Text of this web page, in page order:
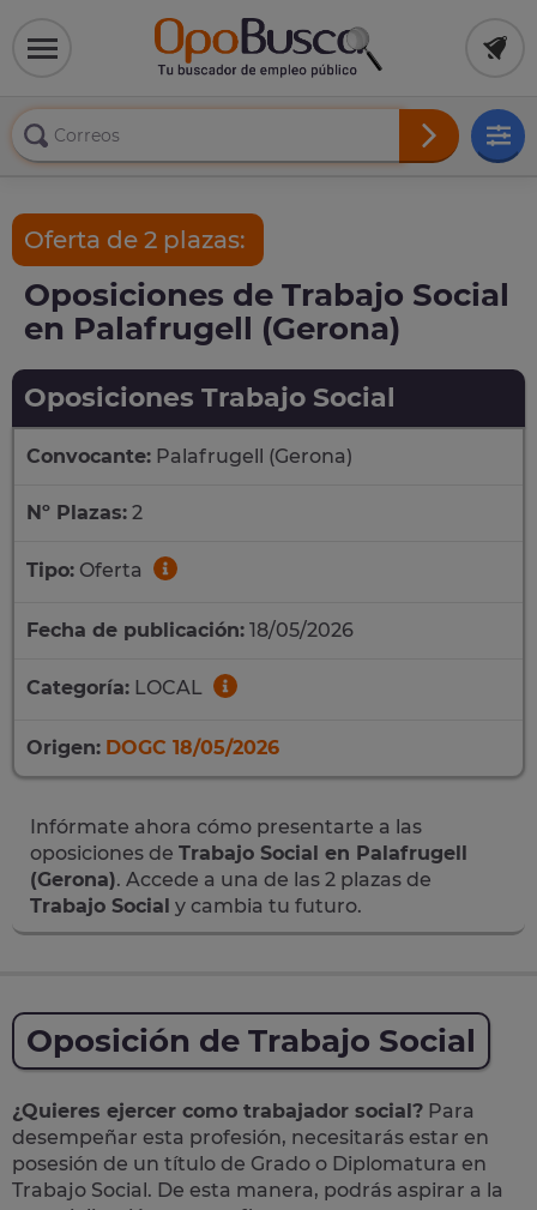
Oferta de 2 plazas:
Oposiciones de Trabajo Social
en Palafrugell (Gerona)
Oposiciones Trabajo Social
Convocante: Palafrugell (Gerona)
Nº Plazas: 2
Tipo: Oferta
Fecha de publicación: 18/05/2026
Categoría: LOCAL
Origen: DOGC 18/05/2026
Infórmate ahora cómo presentarte a las
oposiciones de Trabajo Social en Palafrugell
(Gerona). Accede a una de las 2 plazas de
Trabajo Social y cambia tu futuro.
Oposición de Trabajo Social
¿Quieres ejercer como trabajador social? Para
desempeñar esta profesión, necesitarás estar en
posesión de un título de Grado o Diplomatura en
Trabajo Social. De esta manera, podrás aspirar a la